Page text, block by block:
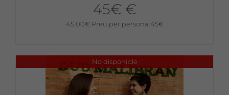
45€ €
45,00€ Preu per persona 45€
No disponible